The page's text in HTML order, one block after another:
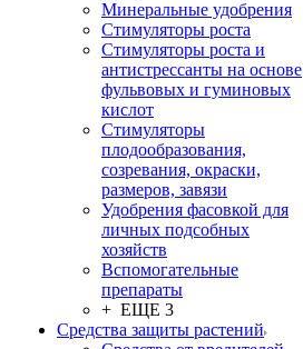
Минеральные удобрения
Стимуляторы роста
Стимуляторы роста и
антистрессанты на основе
фульвовых и гуминовых
кислот
Стимуляторы
плодообразования,
созревания, окраски,
размеров, завязи
Удобрения фасовкой для
личных подсобных
хозяйств
Вспомогательные
препараты
+ ЕЩЕ 3
Средства защиты растений